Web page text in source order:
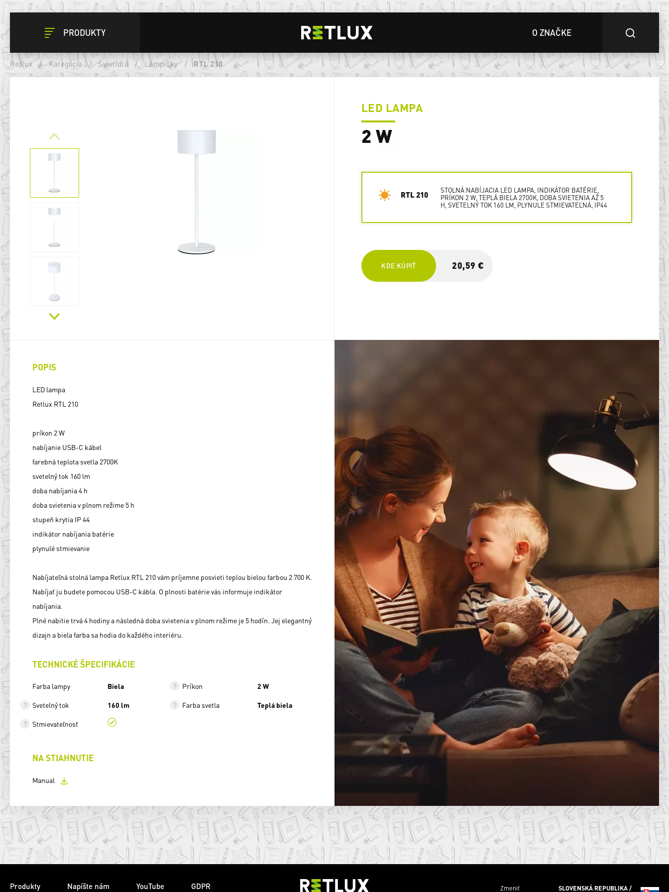
PRODUKTY O ZNAČKE
Retlux / Kategória / Svietidlá / Lampičky / RTL 210
LED LAMPA
2 W
RTL 210
STOLNÁ NABÍJACIA LED LAMPA, INDIKÁTOR BATÉRIE,
PRÍKON 2 W, TEPLÁ BIELA 2700K, DOBA SVIETENIA AŽ 5
H, SVETELNÝ TOK 160 LM, PLYNULE STMIEVATEĽNÁ, IP44
KDE KÚPIŤ 20,59 €
POPIS
LED lampa
Retlux RTL 210
príkon 2 W
nabíjanie USB-C kábel
farebná teplota svetla 2700K
svetelný tok 160 lm
doba nabíjania 4 h
doba svietenia v plnom režime 5 h
stupeň krytia IP 44
indikátor nabíjania batérie
plynulé stmievanie
Nabíjateľná stolná lampa Retlux RTL 210 vám príjemne posvieti teplou bielou farbou 2 700 K.
Nabíjať ju budete pomocou USB-C kábla. O plnosti batérie vás informuje indikátor
nabíjania.
Plné nabitie trvá 4 hodiny a následná doba svietenia v plnom režime je 5 hodín. Jej elegantný
dizajn a biela farba sa hodia do každého interiéru.
TECHNICKÉ ŠPECIFIKÁCIE
Farba lampy Biela Príkon 2 W
Svetelný tok 160 lm Farba svetla Teplá biela
Stmievateľnosť
NA STIAHNUTIE
Manual
Produkty Napíšte nám YouTube GDPR Zmeniť SLOVENSKÁ REPUBLIKA /